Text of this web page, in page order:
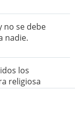
no se debe
nadie.
los
religiosa